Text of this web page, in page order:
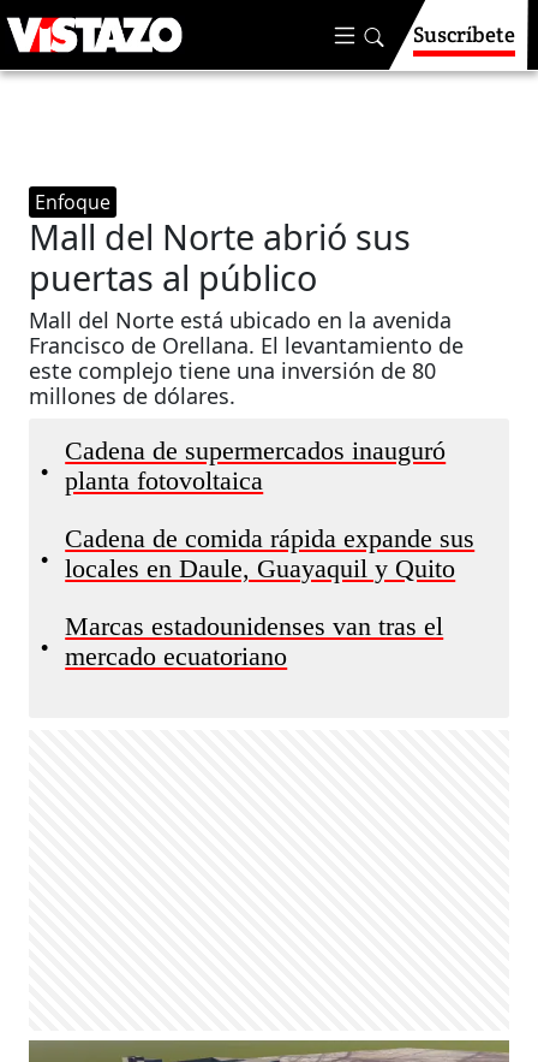
Suscríbete
Enfoque
Mall del Norte abrió sus
puertas al público
Mall del Norte está ubicado en la avenida
Francisco de Orellana. El levantamiento de
este complejo tiene una inversión de 80
millones de dólares.
•
Cadena de supermercados inauguró
planta fotovoltaica
•
Cadena de comida rápida expande sus
locales en Daule, Guayaquil y Quito
•
Marcas estadounidenses van tras el
mercado ecuatoriano